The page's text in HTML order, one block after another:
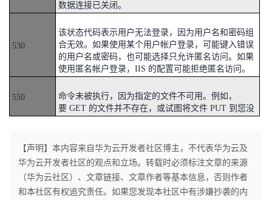
数据连接已关闭。
530
该状态代码表示用户无法登录，因为用户名和密码组
合无效。如果使用某个用户帐户登录，可能键入错误
的用户名或密码，也可能选择只允许匿名访问。如果
使用匿名帐户登录，IIS 的配置可能拒绝匿名访问。
550
命令未被执行，因为指定的文件不可用。例如，
要 GET 的文件并不存在，或试图将文件 PUT 到您没
【声明】本内容来自华为云开发者社区博主，不代表华为云及
华为云开发者社区的观点和立场。转载时必须标注文章的来源
（华为云社区）、文章链接、文章作者等基本信息，否则作者
和本社区有权追究责任。如果您发现本社区中有涉嫌抄袭的内